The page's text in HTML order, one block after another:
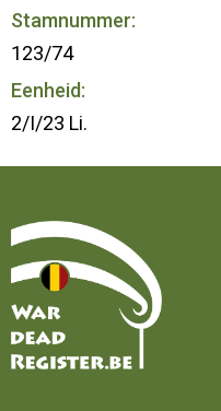
Stamnummer:
123/74
Eenheid:
2/I/23 Li.